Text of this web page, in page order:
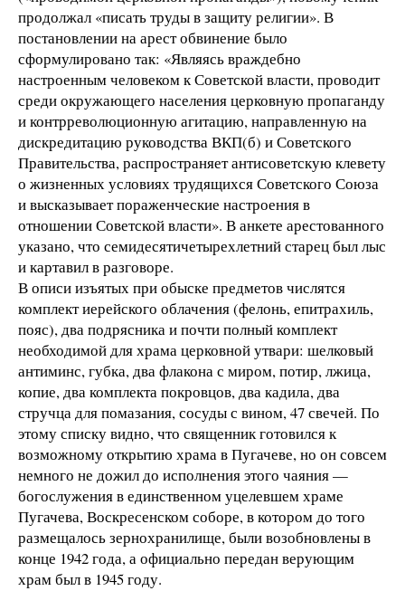
продолжал «писать труды в защиту религии». В
постановлении на арест обвинение было
сформулировано так: «Являясь враждебно
настроенным человеком к Советской власти, проводит
среди окружающего населения церковную пропаганду
и контрреволюционную агитацию, направленную на
дискредитацию руководства ВКП(б) и Советского
Правительства, распространяет антисоветскую клевету
о жизненных условиях трудящихся Советского Союза
и высказывает пораженческие настроения в
отношении Советской власти». В анкете арестованного
указано, что семидесятичетырехлетний старец был лыс
и картавил в разговоре.
В описи изъятых при обыске предметов числятся
комплект иерейского облачения (фелонь, епитрахиль,
пояс), два подрясника и почти полный комплект
необходимой для храма церковной утвари: шелковый
антиминс, губка, два флакона с миром, потир, лжица,
копие, два комплекта покровцов, два кадила, два
стручца для помазания, сосуды с вином, 47 свечей. По
этому списку видно, что священник готовился к
возможному открытию храма в Пугачеве, но он совсем
немного не дожил до исполнения этого чаяния —
богослужения в единственном уцелевшем храме
Пугачева, Воскресенском соборе, в котором до того
размещалось зернохранилище, были возобновлены в
конце 1942 года, а официально передан верующим
храм был в 1945 году.